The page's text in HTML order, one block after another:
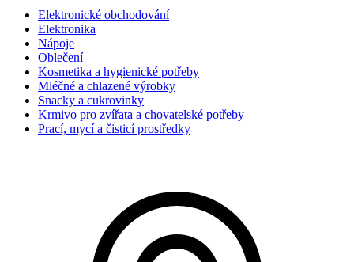
Elektronické obchodování
Elektronika
Nápoje
Oblečení
Kosmetika a hygienické potřeby
Mléčné a chlazené výrobky
Snacky a cukrovinky
Krmivo pro zvířata a chovatelské potřeby
Prací, mycí a čisticí prostředky